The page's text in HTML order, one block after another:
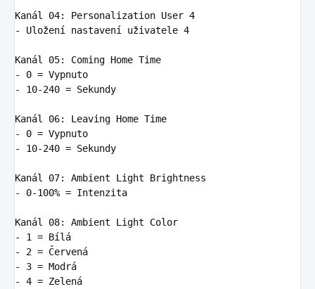
Kanál 04:
Personalization User 4
-
Uložení nastavení uživatele 4
Kanál 05:
Coming Home Time
-
0 = Vypnuto
-
10-240 = Sekundy
Kanál 06:
Leaving Home Time
-
0 = Vypnuto
-
10-240 = Sekundy
Kanál 07:
Ambient Light Brightness
-
0-100% = Intenzita
Kanál 08:
Ambient Light Color
-
1 = Bílá
-
2 = Červená
-
3 = Modrá
-
4 = Zelená